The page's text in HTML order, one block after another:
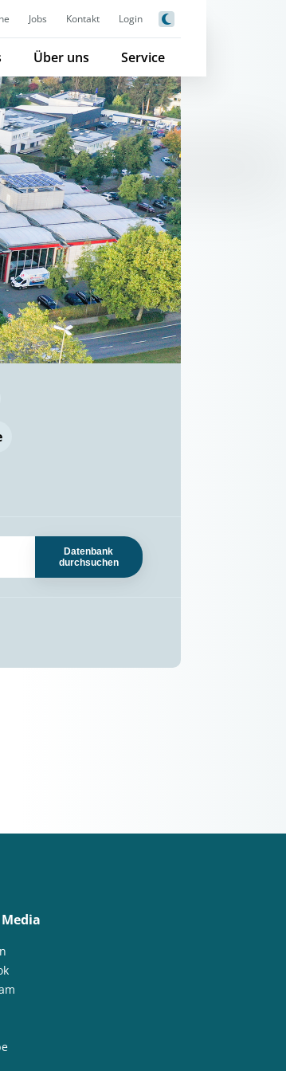
Jobs Kontakt Login
Über uns Service
Datenbank
durchsuchen